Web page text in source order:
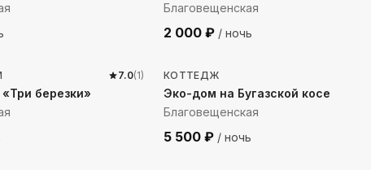
Благовещенская
2 000 ₽ / ночь
7.0(1)
березки»
187 м до моря
КОТТЕДЖ
Эко-дом на Бугазской косе
Благовещенская
5 500 ₽ / ночь